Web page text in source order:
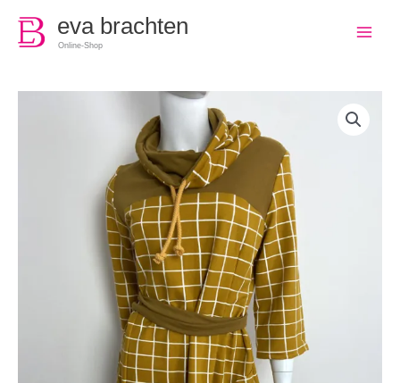
eva brachten
Online-Shop